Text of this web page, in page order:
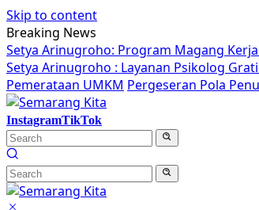
Skip to content
Breaking News
Setya Arinugroho: Program Magang Kerja
Setya Arinugroho : Layanan Psikolog
Pemerataan UMKM Pergeseran Pola
InstagramTikTok